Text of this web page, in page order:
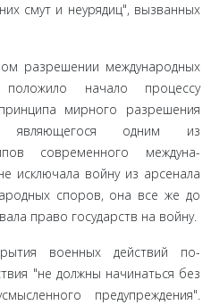
смут и неурядиц", вызван­ных
разрешении между­народных
положило начало процессу
мирного разрешения
являющегося одним из
современного междуна­
исключала войну из арсенала
споров, она все же до
право государств на войну.
военных действий по­
"не должны начинаться без
предупреждения".